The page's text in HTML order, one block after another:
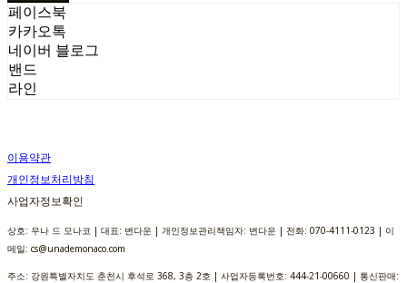
페이스북
카카오톡
네이버 블로그
밴드
라인
이용약관
개인정보처리방침
사업자정보확인
상호: 우나 드 모나코 | 대표: 변다운 | 개인정보관리책임자: 변다운 | 전화: 070-4111-0123 | 이
메일: cs@unademonaco.com
주소: 강원특별자치도 춘천시 후석로 368, 3층 2호 | 사업자등록번호: 444-21-00660 | 통신판매: